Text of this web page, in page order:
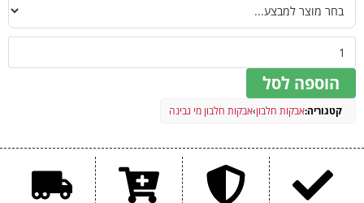
הוספה לסל
קטגוריה:אבקות חלבון›אבקות חלבון מי גבינה